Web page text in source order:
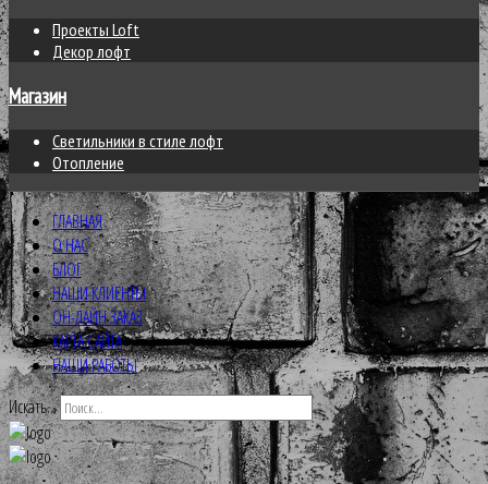
Проекты Loft
Декор лофт
Магазин
Светильники в стиле лофт
Отопление
ГЛАВНАЯ
О НАС
БЛОГ
НАШИ КЛИЕНТЫ
ОН-ЛАЙН ЗАКАЗ
КАРТА САЙТА
НАШИ РАБОТЫ
Искать...